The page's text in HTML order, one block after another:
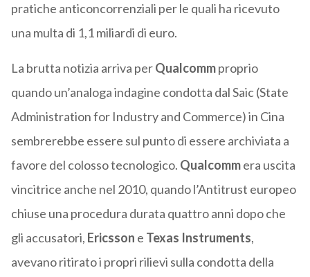
pratiche anticoncorrenziali per le quali ha ricevuto
una multa di 1,1 miliardi di euro.
La brutta notizia arriva perQualcommproprio
quando un’analoga indagine condotta dal Saic (State
Administration for Industry and Commerce) in Cina
sembrerebbe essere sul punto di essere archiviata a
favore del colosso tecnologico. Qualcommera uscita
vincitrice anche nel 2010, quando l’Antitrust europeo
chiuse una procedura durata quattro anni dopo che
gli accusatori, Ericsson e Texas Instruments,
avevano ritirato i propri rilievi sulla condotta della